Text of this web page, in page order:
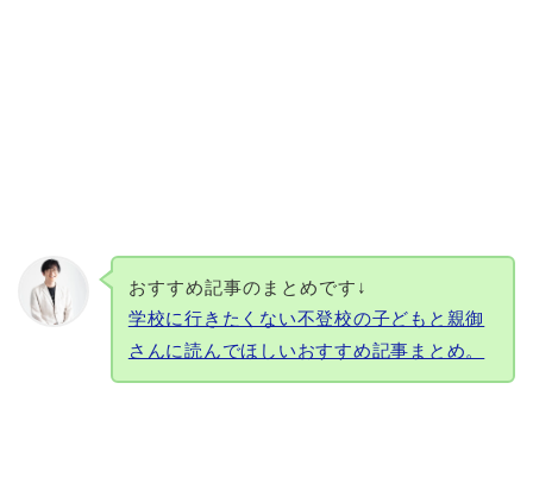
おすすめ記事のまとめです↓
学校に行きたくない不登校の子どもと親御
さんに読んでほしいおすすめ記事まとめ。